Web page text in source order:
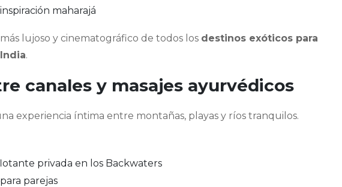
maharajá
lujoso y cinematográfico de todos los destinos exóticos para
.
canales y masajes ayurvédicos
experiencia íntima entre montañas, playas y ríos tranquilos.
privada en los Backwaters
parejas